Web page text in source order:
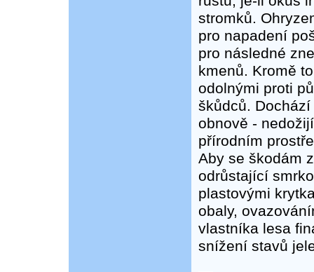
stromků.
pro napadení
pro následné
kmenů. Kromě
odolnými proti
škůdců.
obnově -
přírodním
Aby se škodám
odrůstající
plastovými
obaly,
vlastníka lesa
snížení stavů